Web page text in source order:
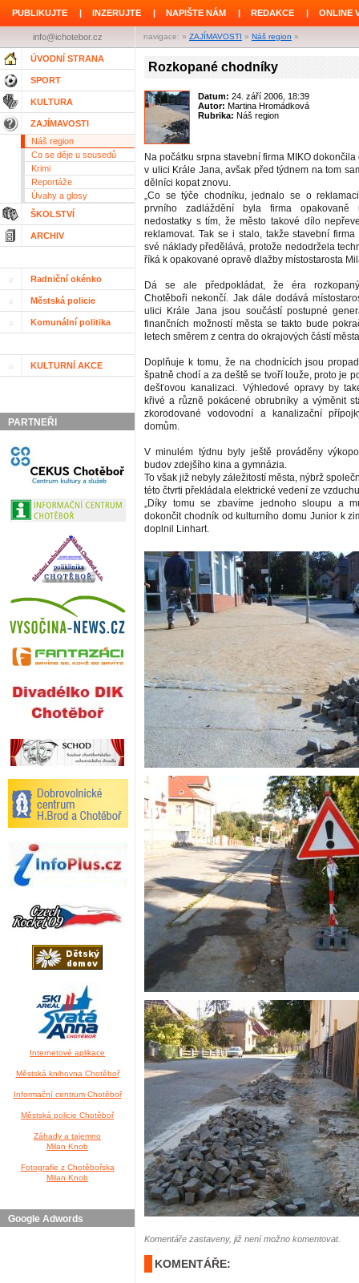
PUBLIKUJTE | INZERUJTE | NAPIŠTE NÁM | REDAKCE | ONLINE
navigace: » ZAJÍMAVOSTI » Náš region »
info@ichotebor.cz
ÚVODNÍ STRANA
SPORT
KULTURA
ZAJÍMAVOSTI
Náš region
Co se děje u sousedů
Krimi
Reportáže
Úvahy a glosy
ŠKOLSTVÍ
ARCHIV
Radniční okénko
Městská policie
Komunální politika
KULTURNÍ AKCE
PARTNEŘI
Internetové aplikace
Městská knihovna Chotěboř
Informační centrum Chotěboř
Městská policie Chotěboř
Záhady a tajemno
Milan Knob
Fotografie z Chotěbořska
Milan Knob
Google Adwords
Rozkopané chodníky
Datum: 24. září 2006, 18:39
Autor: Martina Hromádková
Rubrika: Náš region
Na počátku srpna stavební firma MIKO
v ulici Krále Jana, avšak před týdnem na tom
dělníci kopat znovu.
„Co se týče chodníku, jednalo se o
prvního zadláždění byla firma opakovaně
nedostatky s tím, že město takové dílo
reklamovat. Tak se i stalo, takže stavební
své náklady předělává, protože nedodržela
říká k opakované opravě dlažby místostarosta
Dá se ale předpokládat, že éra
Chotěboři nekončí. Jak dále dodává
ulici Krále Jana jsou součástí postupné
finančních možností města se takto bude
letech směrem z centra do okrajových částí
Doplňuje k tomu, že na chodnících jsou
špatně chodí a za deště se tvoří louže, proto je
dešťovou kanalizaci. Výhledové opravy by
křivé a různě pokácené obrubníky a výměnit
zkorodované vodovodní a kanalizační
domům.
V minulém týdnu byly ještě prováděny
budov zdejšího kina a gymnázia.
To však již nebyly záležitostí města, nýbrž
této čtvrti překládala elektrické vedení ze
„Díky tomu se zbavíme jednoho sloupu a
dokončit chodník od kulturního domu Junior k
doplnil Linhart.
Komentáře zastaveny, již není možno komentovat.
KOMENTÁŘE: